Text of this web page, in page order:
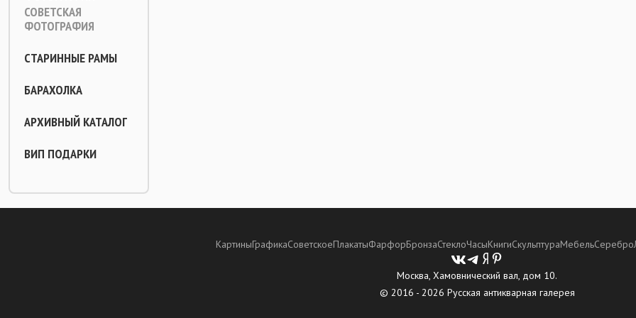
СОВЕТСКАЯ
ФОТОГРАФИЯ
СТАРИННЫЕ РАМЫ
БАРАХОЛКА
АРХИВНЫЙ КАТАЛОГ
ВИП ПОДАРКИ
КартиныГрафикаСоветскоеПлакатыФарфорБронзаСтеклоЧасыКнигиСкульптураМебельСеребро
Москва, Хамовнический вал, дом 10.
© 2016 - 2026 Русская антикварная галерея